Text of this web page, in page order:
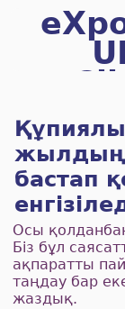
жылдың
бастап
Осы
Біз бұл
ақпаратты
таңдау бар
жаздық.